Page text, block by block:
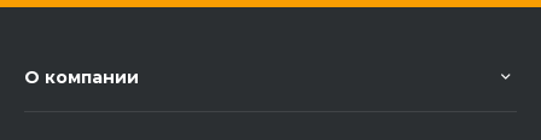
О компании